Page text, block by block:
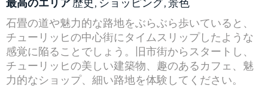
石畳の道や魅力的な路地をぶらぶら歩いていると、
チューリッヒの中心街にタイムスリップしたような
感覚に陥ることでしょう。旧市街からスタートし、
チューリッヒの美しい建築物、趣のあるカフェ、魅
力的なショップ、細い路地を体験してください。